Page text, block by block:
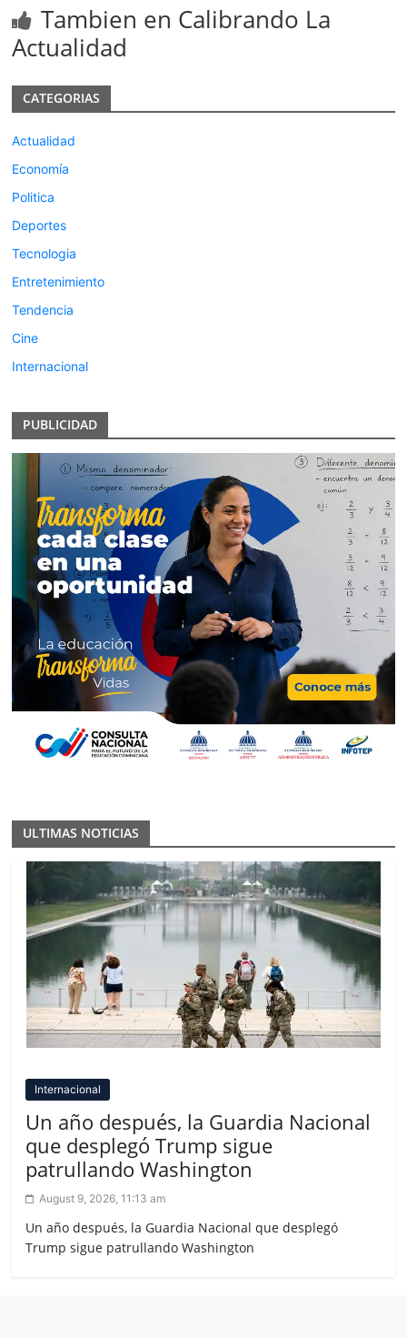
Tambien en Calibrando La
Actualidad
CATEGORIAS
Actualidad
Economía
Politica
Deportes
Tecnologia
Entretenimiento
Tendencia
Cine
Internacional
PUBLICIDAD
ULTIMAS NOTICIAS
Internacional
Un año después, la Guardia Nacional
que desplegó Trump sigue
patrullando Washington
August 9, 2026, 11:13 am
Un año después, la Guardia Nacional que desplegó
Trump sigue patrullando Washington